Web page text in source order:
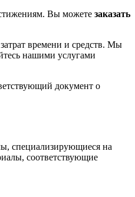
Вы можете заказать
времени и средств. Мы
нашими услугами
документ о
специализирующиеся на
соответствующие